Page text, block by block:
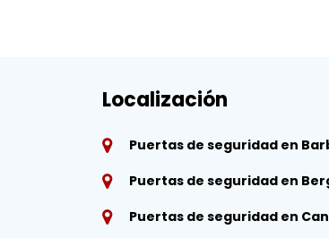
Localización
Puertas de seguridad en
Puertas de seguridad en
Puertas de seguridad en